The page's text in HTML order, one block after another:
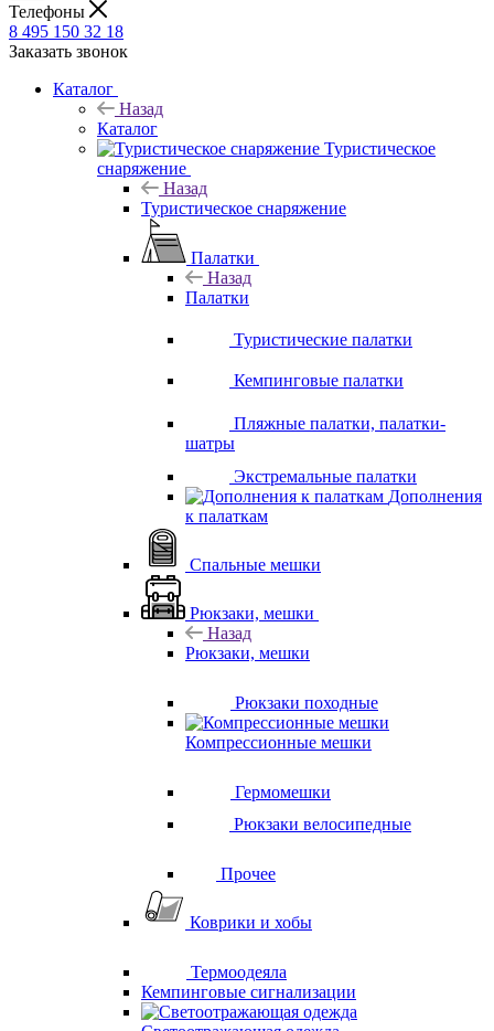
Телефоны
8 495 150 32 18
Заказать звонок
Каталог
Назад
Каталог
Туристическое
снаряжение
Назад
Туристическое снаряжение
Палатки
Назад
Палатки
Туристические палатки
Кемпинговые палатки
Пляжные палатки, палатки-
шатры
Экстремальные палатки
Дополнения
к палаткам
Спальные мешки
Рюкзаки, мешки
Назад
Рюкзаки, мешки
Рюкзаки походные
Компрессионные мешки
Гермомешки
Рюкзаки велосипедные
Прочее
Коврики и хобы
Термоодеяла
Кемпинговые сигнализации